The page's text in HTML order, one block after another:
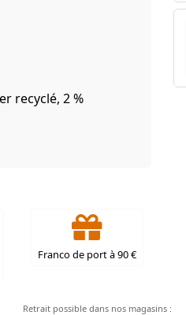
recyclé, 2 %
Franco de port à 90 €
Retrait possible dans nos magasins :